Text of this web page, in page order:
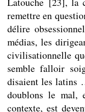
remettre en
délire
médias, les
civilisationnelle
semble falloir
disaient les latins
doublons le mal,
contexte, est